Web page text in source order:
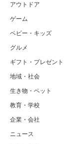
アウトドア
ゲーム
ベビー・キッズ
グルメ
ギフト・プレゼント
地域・社会
生き物・ペット
教育・学校
企業・会社
ニュース